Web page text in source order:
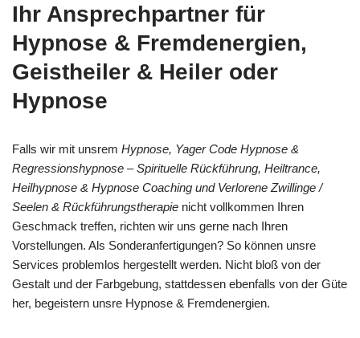
Ihr Ansprechpartner für
Hypnose & Fremdenergien,
Geistheiler & Heiler oder
Hypnose
Falls wir mit unsrem Hypnose, Yager Code Hypnose &
Regressionshypnose – Spirituelle Rückführung, Heiltrance,
Heilhypnose & Hypnose Coaching und Verlorene Zwillinge /
Seelen & Rückführungstherapie nicht vollkommen Ihren
Geschmack treffen, richten wir uns gerne nach Ihren
Vorstellungen. Als Sonderanfertigungen? So können unsre
Services problemlos hergestellt werden. Nicht bloß von der
Gestalt und der Farbgebung, stattdessen ebenfalls von der Güte
her, begeistern unsre Hypnose & Fremdenergien.